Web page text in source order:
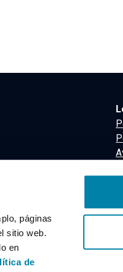
páginas
sitio web.
en
de